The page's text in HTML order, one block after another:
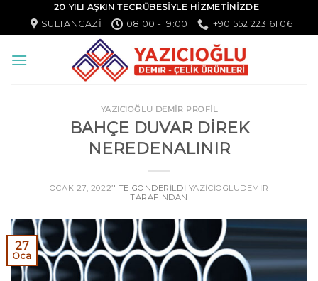
20 YILI AŞKIN TECRÜBESİYLE HİZMETİNİZDE
SULTANGAZI
08:00 - 19:00 +90 552 223 61 06
YAZICIOĞLU DEMİR PROFİL
BAHÇE DUVAR DİREK
NEREDENALINIR
OCAK 27, 2022’' TE GÖNDERILDI YAZICIOGLUDEMIR
TARAFINDAN
27
Oca